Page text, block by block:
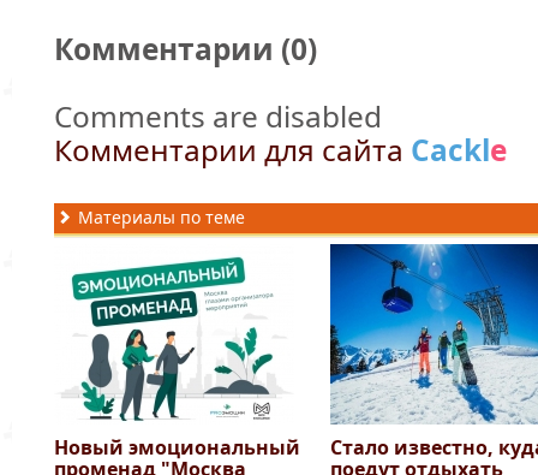
Комментарии (0)
Comments are disabled
Комментарии для сайта Cackle
Материалы по теме
Новый эмоциональный
променад "Москва
Стало известно,
поедут отдыхать